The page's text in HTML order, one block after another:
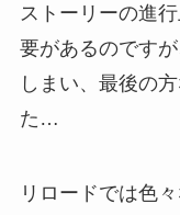
ストーリーの進
要があるのです
しまい、最後の
た…
リロードでは色